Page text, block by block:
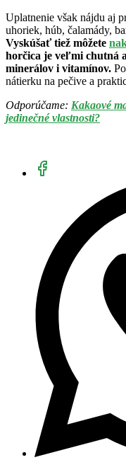
Uplatnenie však nájdu aj
uhoriek, húb, čalamády,
Vyskúšať tiež môžete
horčica je veľmi chutná
minerálov i vitamínov.
nátierku na pečive a
Odporúčame: Kakaové
jedinečné vlastnosti?